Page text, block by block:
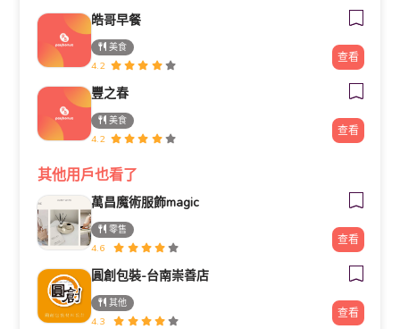
皓哥早餐
美食
4.2
查看
豐之春
美食
4.2
查看
其他用戶也看了
萬昌魔術服飾magic
零售
4.6
查看
圓創包裝-台南崇善店
其他
4.3
查看